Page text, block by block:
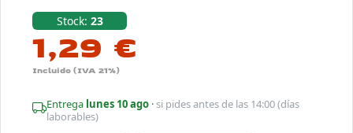
Stock: 23
1,29 €
Incluido (IVA 21%)
Entrega lunes 10 ago ·si pides antes de las 14:00 (días
laborables)